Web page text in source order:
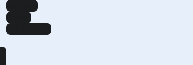
Karriere
Presse
Lob & Kritik